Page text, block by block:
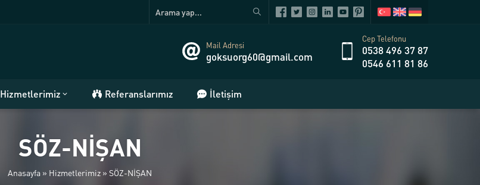
Mail Adresi
goksuorg60@gmail.com
Cep Telefonu
0538 496 37 87
0546 611 81 86
Hizmetlerimiz Referanslarımız İletişim
SÖZ-NİŞAN
Anasayfa » Hizmetlerimiz » SÖZ-NİŞAN